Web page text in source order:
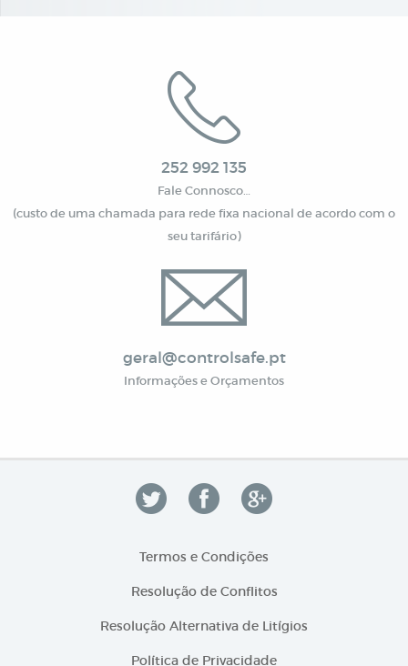
252 992 135
Fale Connosco…
(custo de uma chamada para rede fixa nacional de acordo com o
seu tarifário)
geral@controlsafe.pt
Informações e Orçamentos
Termos e Condições
Resolução de Conflitos
Resolução Alternativa de Litígios
Política de Privacidade